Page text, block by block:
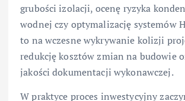
grubości izolacji, ocenę ryzyka
wodnej czy optymalizację systemów
to na wczesne wykrywanie kolizji
redukcję kosztów zmian na budowie
jakości dokumentacji wykonawczej.
W praktyce proces inwestycyjny